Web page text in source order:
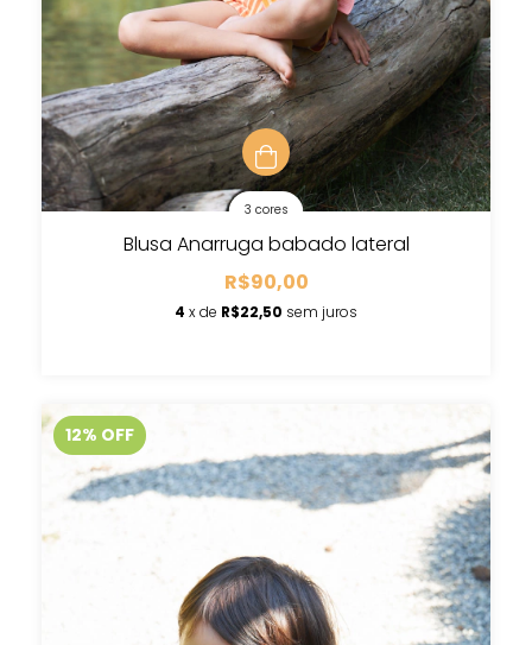
3 cores
Blusa Anarruga babado lateral
R$90,00
4 x de R$22,50 sem juros
12% OFF